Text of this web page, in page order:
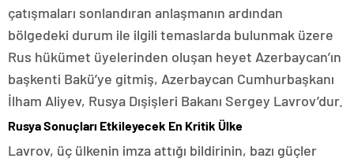
çatışmaları sonlandıran anlaşmanın ardından
bölgedeki durum ile ilgili temaslarda bulunmak üzere
Rus hükümet üyelerinden oluşan heyet Azerbaycan’ın
başkenti Bakü’ye gitmiş, Azerbaycan Cumhurbaşkanı
İlham Aliyev, Rusya Dışişleri Bakanı Sergey Lavrov’dur.
Rusya Sonuçları Etkileyecek En Kritik Ülke
Lavrov, üç ülkenin imza attığı bildirinin, bazı güçler